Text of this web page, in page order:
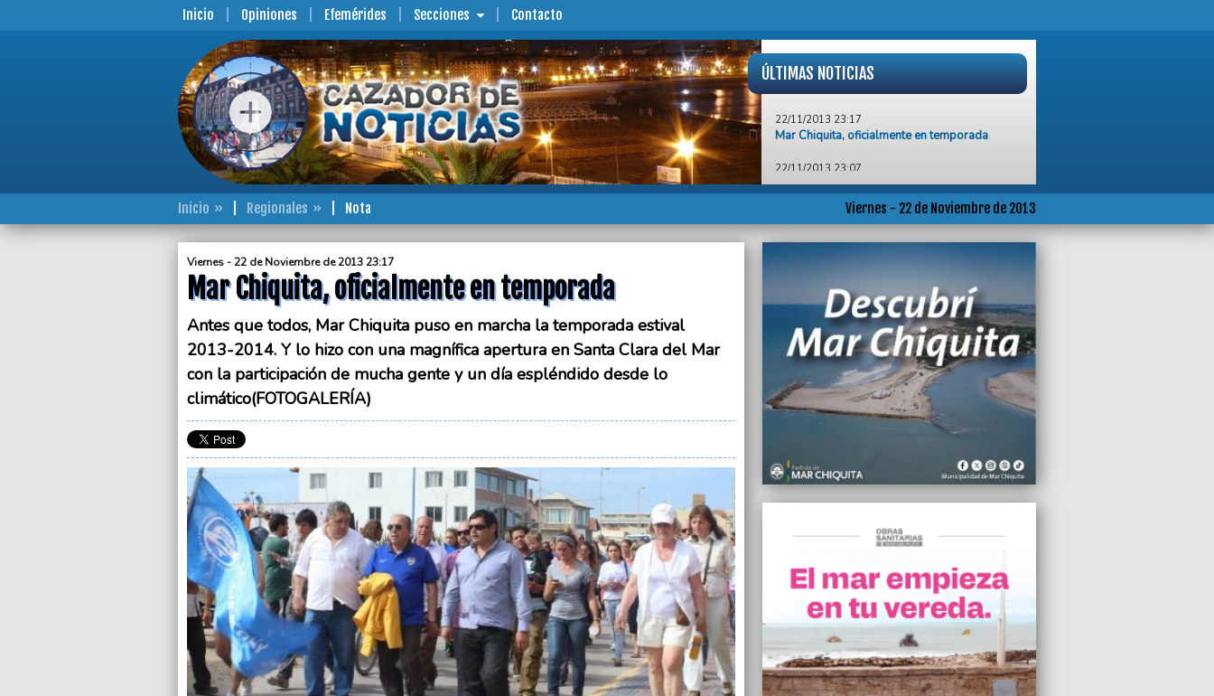
Inicio Opiniones Efemérides Secciones Contacto
ÚLTIMAS NOTICIAS
Mar Chiquita, oficialmente en temporada
No pudo levantar cabeza en el Sur
22/11/2013 20:20
Con un gol de otro partido Crucero del Norte
le ganó a Aldosivi en el Minella
ser testigos valientes del evangelio
22/11/2013 17:45
Aprueban Proyecto de Ley para crear el
Registro de Consorcios de Propiedad
22/11/2013 15:30
“Sentimos que en cualquier momento vamos a
22/11/2013 11:20
El activista de Greenpeace, Hernán Pérez Orsi.
también fue excarcelado bajo fianza en Rusia
22/11/2013 09:27
22/11/2013 07:55
La UCR se opone “al aumento desmedido de
las tasas propuesto por Pulti”
22/11/2013 03:25
Curuchet con aportes para el hogar de la
Hermana Marta
Viernes - 22 de Noviembre de 2013
Inicio Regionales Nota
Viernes - 22 de Noviembre de 2013 23:17
Mar Chiquita, oficialmente en temporada
Antes que todos, Mar Chiquita puso en marcha la temporada estival
2013-2014. Y lo hizo con una magnífica apertura en Santa Clara del Mar
con la participación de mucha gente y un día espléndido desde lo
climático(FOTOGALERÍA)